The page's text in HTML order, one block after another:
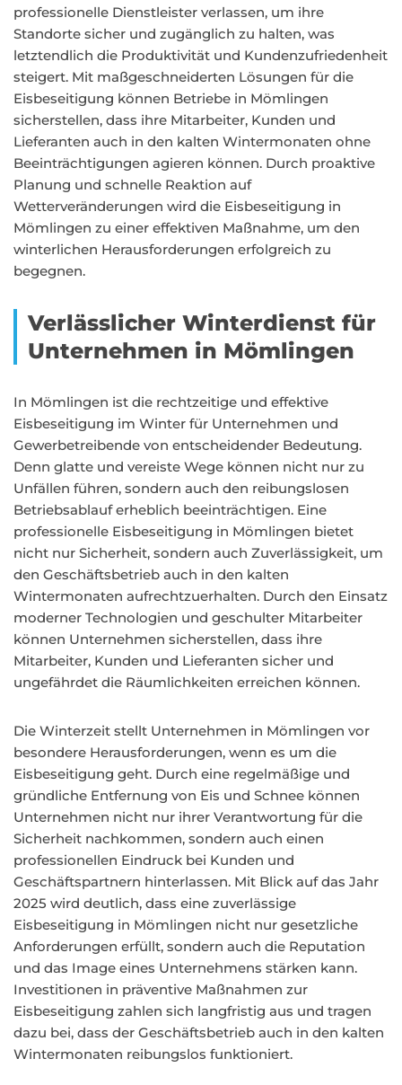
professionelle Dienstleister verlassen, um ihre
Standorte sicher und zugänglich zu halten, was
letztendlich die Produktivität und Kundenzufriedenheit
steigert. Mit maßgeschneiderten Lösungen für die
Eisbeseitigung können Betriebe in Mömlingen
sicherstellen, dass ihre Mitarbeiter, Kunden und
Lieferanten auch in den kalten Wintermonaten ohne
Beeinträchtigungen agieren können. Durch proaktive
Planung und schnelle Reaktion auf
Wetterveränderungen wird die Eisbeseitigung in
Mömlingen zu einer effektiven Maßnahme, um den
winterlichen Herausforderungen erfolgreich zu
begegnen.
Verlässlicher Winterdienst für
Unternehmen in Mömlingen
In Mömlingen ist die rechtzeitige und effektive
Eisbeseitigung im Winter für Unternehmen und
Gewerbetreibende von entscheidender Bedeutung.
Denn glatte und vereiste Wege können nicht nur zu
Unfällen führen, sondern auch den reibungslosen
Betriebsablauf erheblich beeinträchtigen. Eine
professionelle Eisbeseitigung in Mömlingen bietet
nicht nur Sicherheit, sondern auch Zuverlässigkeit, um
den Geschäftsbetrieb auch in den kalten
Wintermonaten aufrechtzuerhalten. Durch den Einsatz
moderner Technologien und geschulter Mitarbeiter
können Unternehmen sicherstellen, dass ihre
Mitarbeiter, Kunden und Lieferanten sicher und
ungefährdet die Räumlichkeiten erreichen können.
Die Winterzeit stellt Unternehmen in Mömlingen vor
besondere Herausforderungen, wenn es um die
Eisbeseitigung geht. Durch eine regelmäßige und
gründliche Entfernung von Eis und Schnee können
Unternehmen nicht nur ihrer Verantwortung für die
Sicherheit nachkommen, sondern auch einen
professionellen Eindruck bei Kunden und
Geschäftspartnern hinterlassen. Mit Blick auf das Jahr
2025 wird deutlich, dass eine zuverlässige
Eisbeseitigung in Mömlingen nicht nur gesetzliche
Anforderungen erfüllt, sondern auch die Reputation
und das Image eines Unternehmens stärken kann.
Investitionen in präventive Maßnahmen zur
Eisbeseitigung zahlen sich langfristig aus und tragen
dazu bei, dass der Geschäftsbetrieb auch in den kalten
Wintermonaten reibungslos funktioniert.